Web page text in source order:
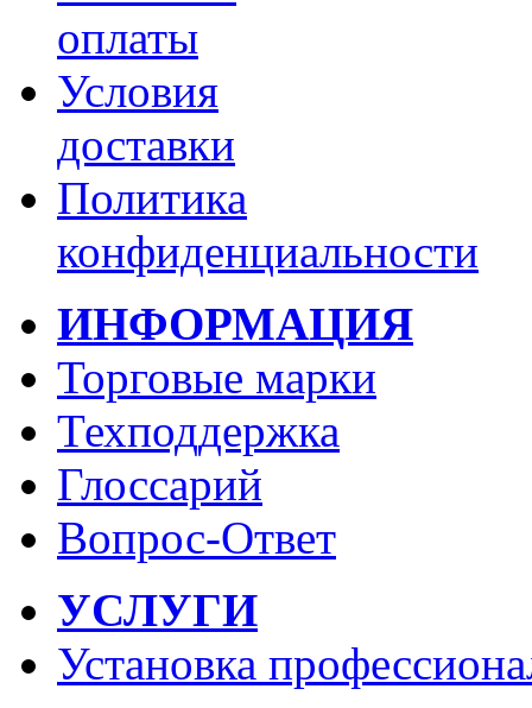
оплаты
Условия
доставки
Политика
конфиденциальности
ИНФОРМАЦИЯ
Торговые марки
Техподдержка
Глоссарий
Вопрос-Ответ
УСЛУГИ
Установка